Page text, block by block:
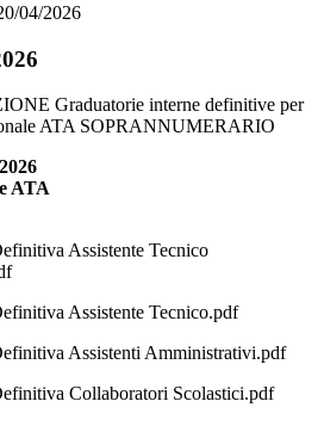
04/2026
Graduatorie interne definitive per
ATA SOPRANNUMERARIO
ATA
Assistente Tecnico
Assistente Tecnico.pdf
Assistenti Amministrativi.pdf
Collaboratori Scolastici.pdf